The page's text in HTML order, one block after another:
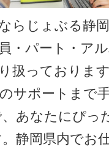
らじょぶる静
・パート・ア
扱っておりま
サポートまで
あなたにぴっ
静岡県内でお